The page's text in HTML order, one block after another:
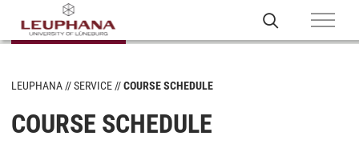
LEUPHANA SERVICE COURSE SCHEDULE
COURSE SCHEDULE